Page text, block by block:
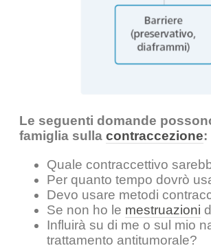
Le seguenti domande
famiglia sulla contraccezione:
Quale contraccettivo
Per quanto tempo dovrò
Devo usare metodi
Se non ho le mestruazioni
Influirà su di me o sul mio
trattamento antitumorale?